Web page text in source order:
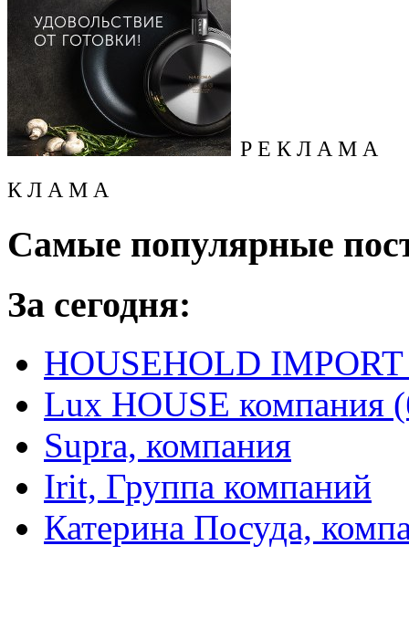
Р Е К Л А М А
К Л А М А
Самые популярные
За сегодня:
HOUSEHOLD
Lux HOUSE компания
Supra, компания
Irit, Группа компаний
Катерина Посуда,